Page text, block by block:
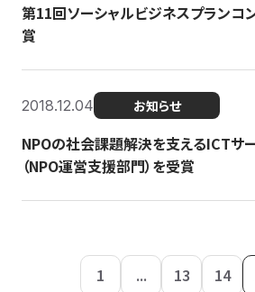
第11回ソーシャルビジネスプランコ
賞
2018.12.04 お知らせ
NPOの社会課題解決を支えるICTサ
（NPO運営支援部門）を受賞
1 ... 13 14